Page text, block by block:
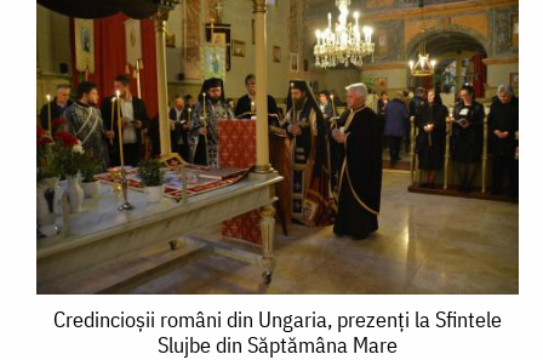
Credincioșii
Credincioșii români din Ungaria, prezenţi la Sfintele
Slujbe din Săptămâna Mare